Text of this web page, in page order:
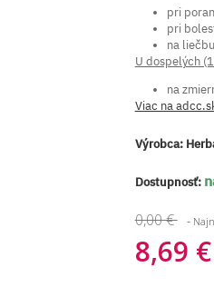
pri
pri
na
U dospelých
na
Viac na
Výrobca:
Dostupnosť:
0,00 € -
8,69 €